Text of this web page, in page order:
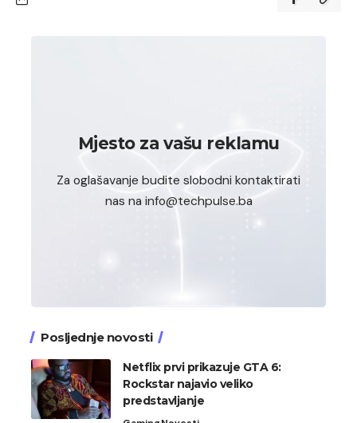
Mjesto za vašu reklamu
Za oglašavanje budite slobodni kontaktirati
nas na info@techpulse.ba
Posljednje novosti
Netflix prvi prikazuje GTA 6:
Rockstar najavio veliko
predstavljanje